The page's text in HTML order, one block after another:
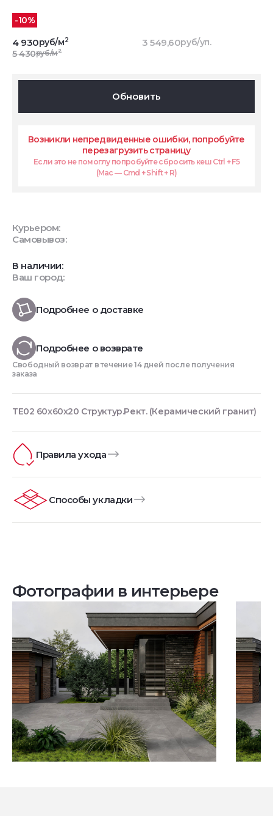
-10%
4 930руб/м2
5 430руб/м2
3 549,60руб/уп.
Обновить
Возникли непредвиденные ошибки, попробуйте
перезагрузить страницу
Если это не помоглу попробуйте сбросить кеш Ctrl + F5
(Mac — Cmd + Shift + R)
Курьером:
Самовывоз:
В наличии:
Ваш город:
Подробнее о доставке
Подробнее о возврате
Свободный возврат в течение 14 дней после получения
заказа
TE02 60x60x20 Структур.Рект. (Керамический гранит)
Правила ухода
Способы укладки
Фотографии в интерьере
Посмотреть все проекты